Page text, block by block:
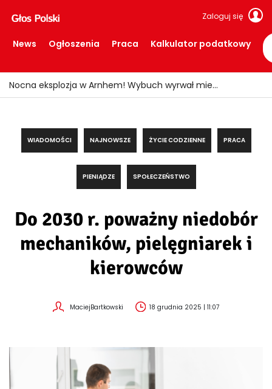
Zaloguj się
News Ogłoszenia Praca Kalkulator podatkowy
Motocyklista ciężko ranny po zderzeniu z busem
WIADOMOŚCI NAJNOWSZE ŻYCIE CODZIENNE PRACA
PIENIĄDZE SPOŁECZEŃSTWO
Do 2030 r. poważny niedobór
mechaników, pielęgniarek i
kierowców
MaciejBartkowski 18 grudnia 2025 | 11:07